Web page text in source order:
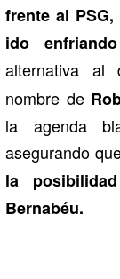
frente al PSG,
ido enfriando
alternativa al
nombre de
la agenda
asegurando
la
Bernabéu.